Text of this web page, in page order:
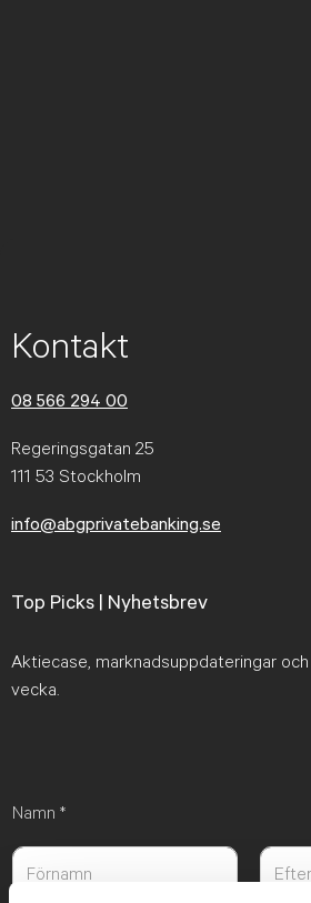
Kontakt
08 566 294 00
Regeringsgatan 25
111 53 Stockholm
info@abgprivatebanking.se
Top Picks | Nyhetsbrev
Aktiecase, marknadsuppdateringar
vecka.
Namn *